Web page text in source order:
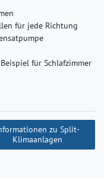
für jede Richtung
für Schlafzimmer
zu Split-
Klimaanlagen